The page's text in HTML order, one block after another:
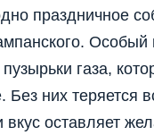
праздничное
газа,
Без них теряется
оставляет